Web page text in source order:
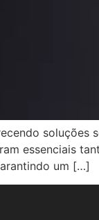
soluções
essenciais
um […]